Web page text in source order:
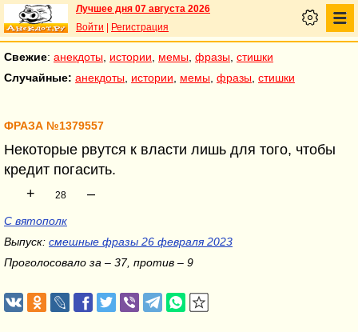
Лучшее дня 07 августа 2026
Войти
Регистрация
Свежие: анекдоты истории мемы фразы стишки
Случайные: анекдоты истории мемы фразы стишки
ФРАЗА №1379557
Некоторые рвутся к власти лишь для того, чтобы
кредит погасить.
+
28 –
С вятополк
Выпуск: смешные фразы 26 февраля 2023
Проголосовало за – 37, против – 9